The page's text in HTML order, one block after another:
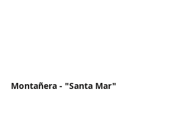
Montañera - "Santa Mar"